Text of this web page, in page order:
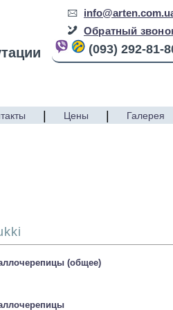
Обратный
(093) 292-81-
Цены Галерея
(общее)